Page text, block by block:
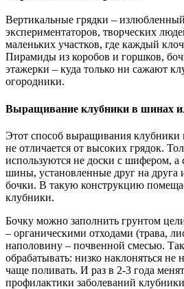
Вертикальные грядки –
экспериментаторов, творческих
маленьких участков, где каждый
Пирамиды из коробов и горшков,
этажерки – куда только ни сажают
огородники.
Выращивание клубники в шинах
Этот способ выращивания
не отличается от высоких грядок.
используются не доски с шифером, а
шины, установленные друг на друга
бочки. В такую конструкцию
клубники.
Бочку можно заполнить грунтом
– органическими отходами (трава,
наполовину – почвенной смесью.
обрабатывать: низко наклоняться не
чаще поливать. И раз в 2-3 года
профилактики заболеваний